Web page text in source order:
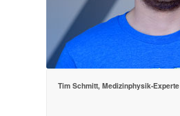
Tim Schmitt, Medizinphysik-Experte